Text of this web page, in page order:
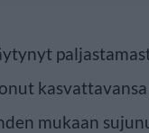
mukaan